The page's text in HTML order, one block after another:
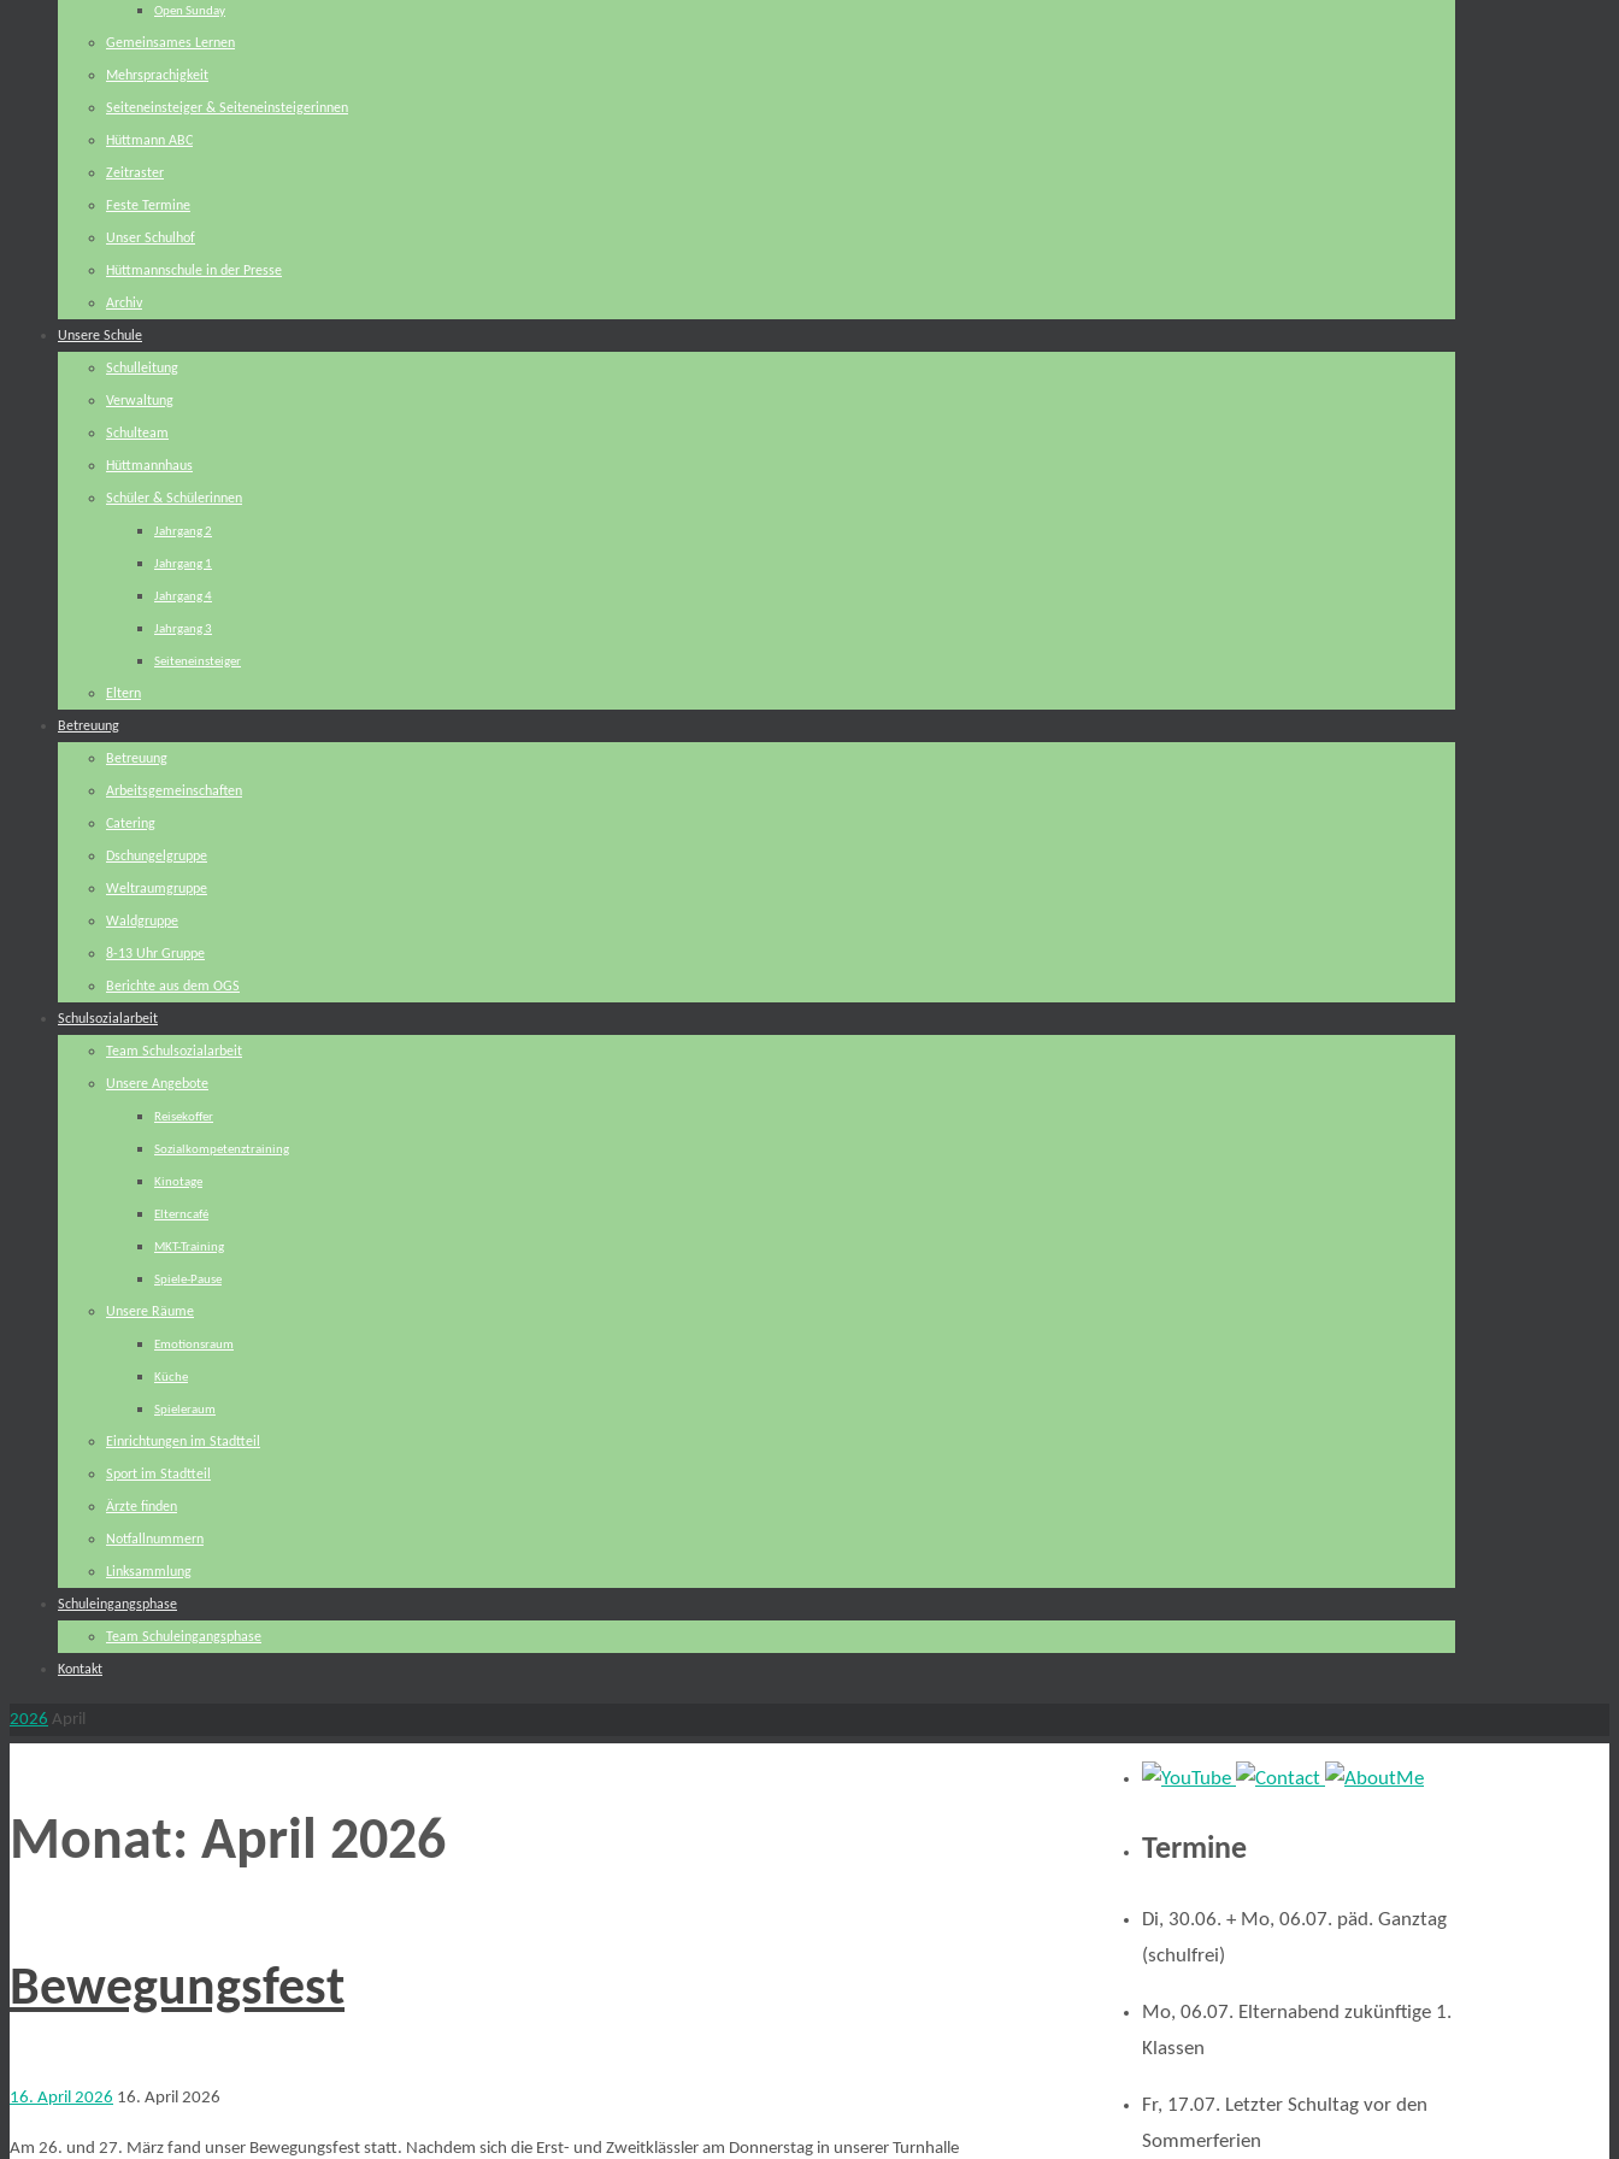
Open Sunday
Gemeinsames Lernen
Mehrsprachigkeit
Seiteneinsteiger & Seiteneinsteigerinnen
Hüttmann ABC
Zeitraster
Feste Termine
Unser Schulhof
Hüttmannschule in der Presse
Archiv
Unsere Schule
Schulleitung
Verwaltung
Schulteam
Hüttmannhaus
Schüler & Schülerinnen
Jahrgang 2
Jahrgang 1
Jahrgang 4
Jahrgang 3
Seiteneinsteiger
Eltern
Betreuung
Betreuung
Arbeitsgemeinschaften
Catering
Dschungelgruppe
Weltraumgruppe
Waldgruppe
8-13 Uhr Gruppe
Berichte aus dem OGS
Schulsozialarbeit
Team Schulsozialarbeit
Unsere Angebote
Reisekoffer
Sozialkompetenztraining
Kinotage
Elterncafé
MKT-Training
Spiele-Pause
Unsere Räume
Emotionsraum
Küche
Spieleraum
Einrichtungen im Stadtteil
Sport im Stadtteil
Ärzte finden
Notfallnummern
Linksammlung
Schuleingangsphase
Team Schuleingangsphase
Kontakt
Start
2026 April
Monat: April 2026
Bewegungsfest
16. April 2026 16. April 2026
Am 26. und 27. März fand unser Bewegungsfest statt. Nachdem sich die Erst- und Zweitklässler am Donnerstag in unserer Turnhalle
Termine
Di, 30.06. + Mo, 06.07. päd. Ganztag
(schulfrei)
Mo, 06.07. Elternabend zukünftige 1.
Klassen
Fr, 17.07. Letzter Schultag vor den
Sommerferien